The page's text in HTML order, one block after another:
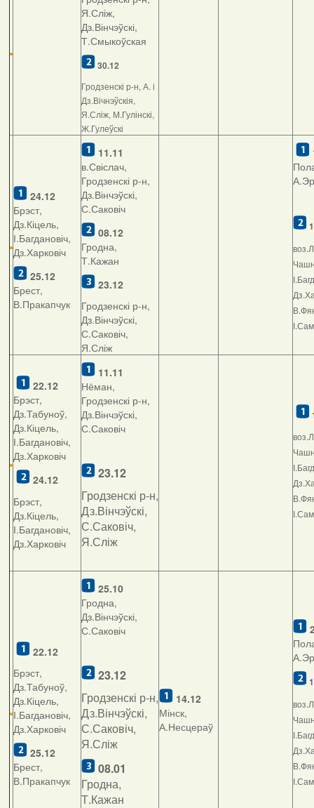
Я.Сліж,
Дз.Вінчэўскі,
Т.Смыкоўская
30.12
Гродзенскі р-н, А. і
Дз.Вічнэўскія,
Я.Сліж, М.Гулінскі,
Ж.Гулеўскі
24.12
Брэст,
Дз.Кіцель,
І.Багдановіч,
Дз.Харковіч
25.12
Брест,
В.Пракапчук
11.11
в.Свіслач,
Гродзенскі р-н,
Дз.Вінчэўскі,
С.Саковіч
08.12
Гродна,
Т.Кажан
23.12
Гродзенскі р-н,
Дз.Вінчэўскі,
С.Саковіч,
Я.Сліж
22.12
Брэст,
Дз.Табуноў,
Дз.Кіцель,
І.Багдановіч,
Дз.Харковіч
24.12
Брэст,
Дз.Кіцель,
І.Багдановіч,
Дз.Харковіч
11.11
Нёман,
Гродзенскі р-н,
Дз.Вінчэўскі,
С.Саковіч
23.12
Гродзенскі р-н,
Дз.Вінчэўскі,
С.Саковіч,
Я.Сліж
22.12
Брэст,
Дз.Табуноў,
Дз.Кіцель,
І.Багдановіч,
Дз.Харковіч
25.12
Брест,
В.Пракапчук
25.10
Гродна,
Дз.Вінчэўскі,
С.Саковіч
23.12
Гродзенскі р-н,
Дз.Вінчэўскі,
С.Саковіч,
Я.Сліж
08.01
Гродна,
Т.Кажан
14.12
Мінск,
А.Несцераў